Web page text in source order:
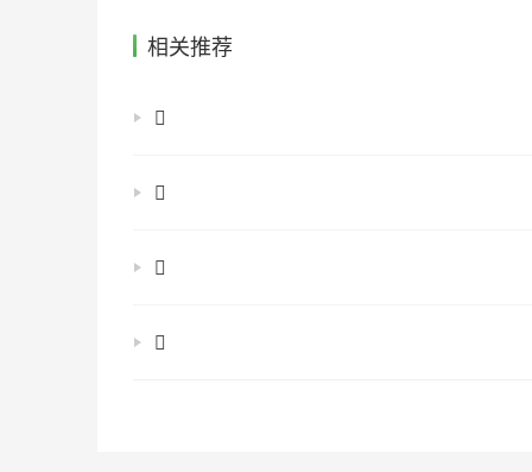
相关推荐
𡘍
𡚇
𡚽
𡛝